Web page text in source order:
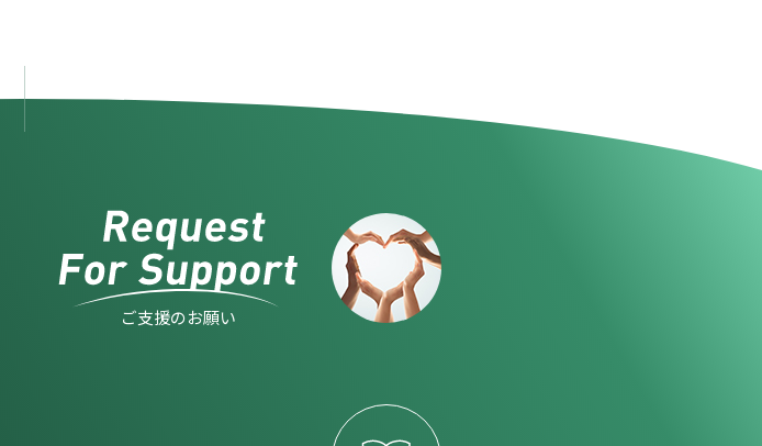
ご支援のお願い